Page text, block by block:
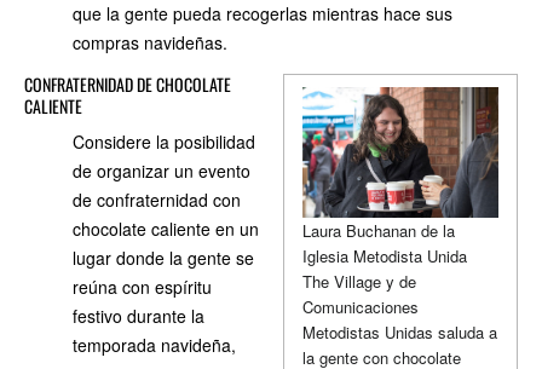
que la gente pueda recogerlas mientras hace sus
compras navideñas.
Laura Buchanan de la
Iglesia Metodista Unida
The Village y de
Comunicaciones
Metodistas Unidas saluda a
la gente con chocolate
CONFRATERNIDAD DE CHOCOLATE
CALIENTE
Considere la posibilidad
de organizar un evento
de confraternidad con
chocolate caliente en un
lugar donde la gente se
reúna con espíritu
festivo durante la
temporada navideña,